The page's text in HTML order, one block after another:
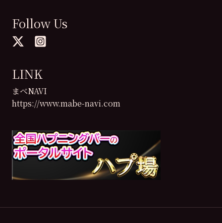
Follow Us
LINK
まべNAVI
https://www.mabe-navi.com